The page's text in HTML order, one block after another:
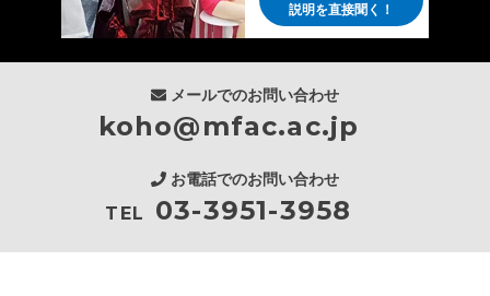
説明を直接聞く！
メールでのお問い合わせ
koho@mfac.ac.jp
お電話でのお問い合わせ
TEL 03-3951-3958